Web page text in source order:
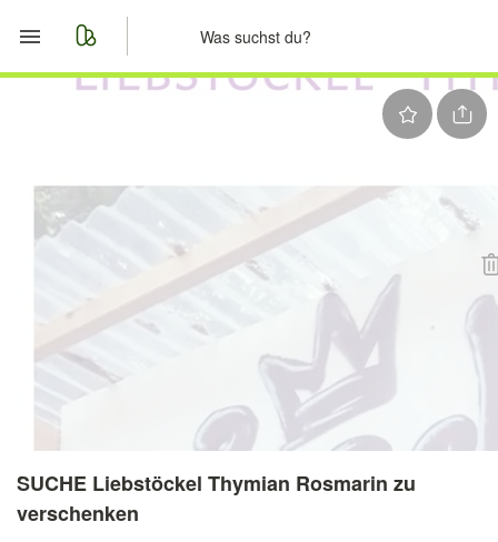
Nachrichten
Anzeige aufgeben
SUCHE Liebstöckel Thymian Rosmarin zu
verschenken